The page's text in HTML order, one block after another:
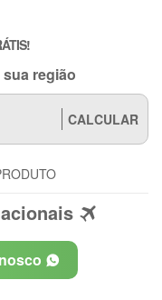
região
CALCULAR